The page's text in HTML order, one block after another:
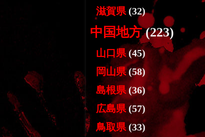
滋賀県 (32)
中国地方(223)
山口県(45)
岡山県(58)
島根県(36)
広島県(57)
鳥取県 (33)